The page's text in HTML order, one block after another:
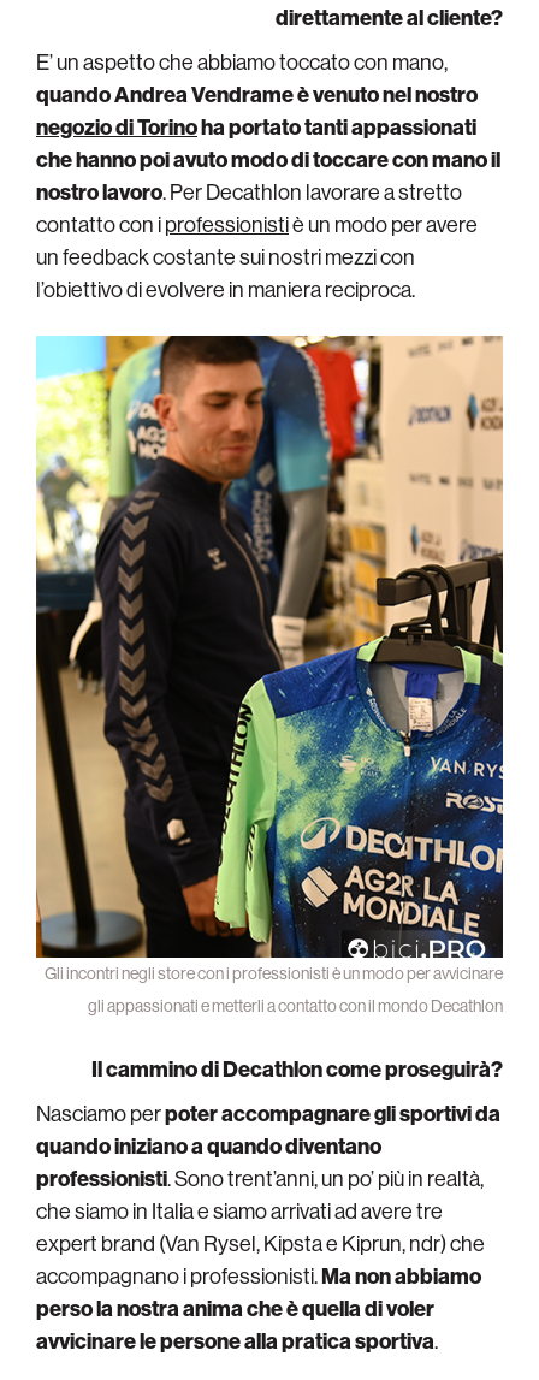
direttamente al cliente?
E’ un aspetto che abbiamo toccato con mano,
quando Andrea Vendrame è venuto nel nostro
negozio di Torinoha portato tanti appassionati
che hanno poi avuto modo di toccare con mano il
nostro lavoro. Per Decathlon lavorare a stretto
contatto con iprofessionistiè un modo per avere
un feedback costante sui nostri mezzi con
l’obiettivo di evolvere in maniera reciproca.
Gli incontri negli store con i professionisti è un modo per avvicinare
gli appassionati e metterli a contatto con il mondo Decathlon
Il cammino di Decathlon come proseguirà?
Nasciamo perpoter accompagnare gli sportivi da
quando iniziano a quando diventano
professionisti. Sono trent’anni, un po’ più in realtà,
che siamo in Italia e siamo arrivati ad avere tre
expert brand (Van Rysel, Kipsta e Kiprun, ndr) che
accompagnano i professionisti.Ma non abbiamo
perso la nostra anima che è quella di voler
avvicinare le persone alla pratica sportiva.